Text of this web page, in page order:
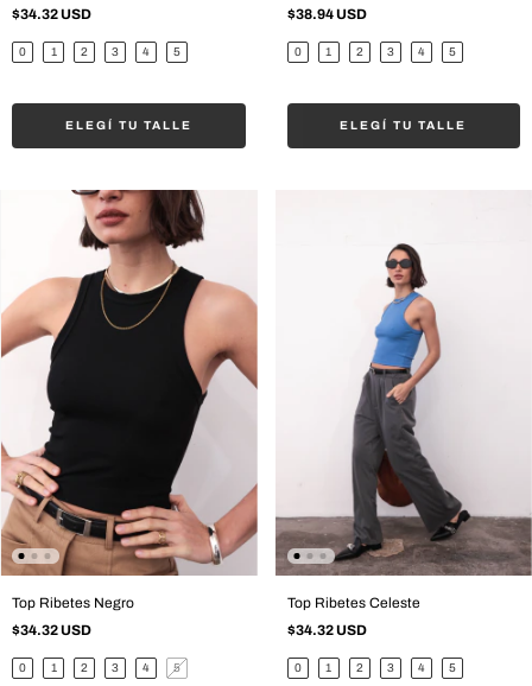
$34.32 USD
0 1 2 3 4 5
ELEGÍ TU TALLE
$38.94 USD
0 1 2 3 4 5
ELEGÍ TU TALLE
Top Ribetes Negro
$34.32 USD
0 1 2 3 4 5
Top Ribetes Celeste
$34.32 USD
0 1 2 3 4 5